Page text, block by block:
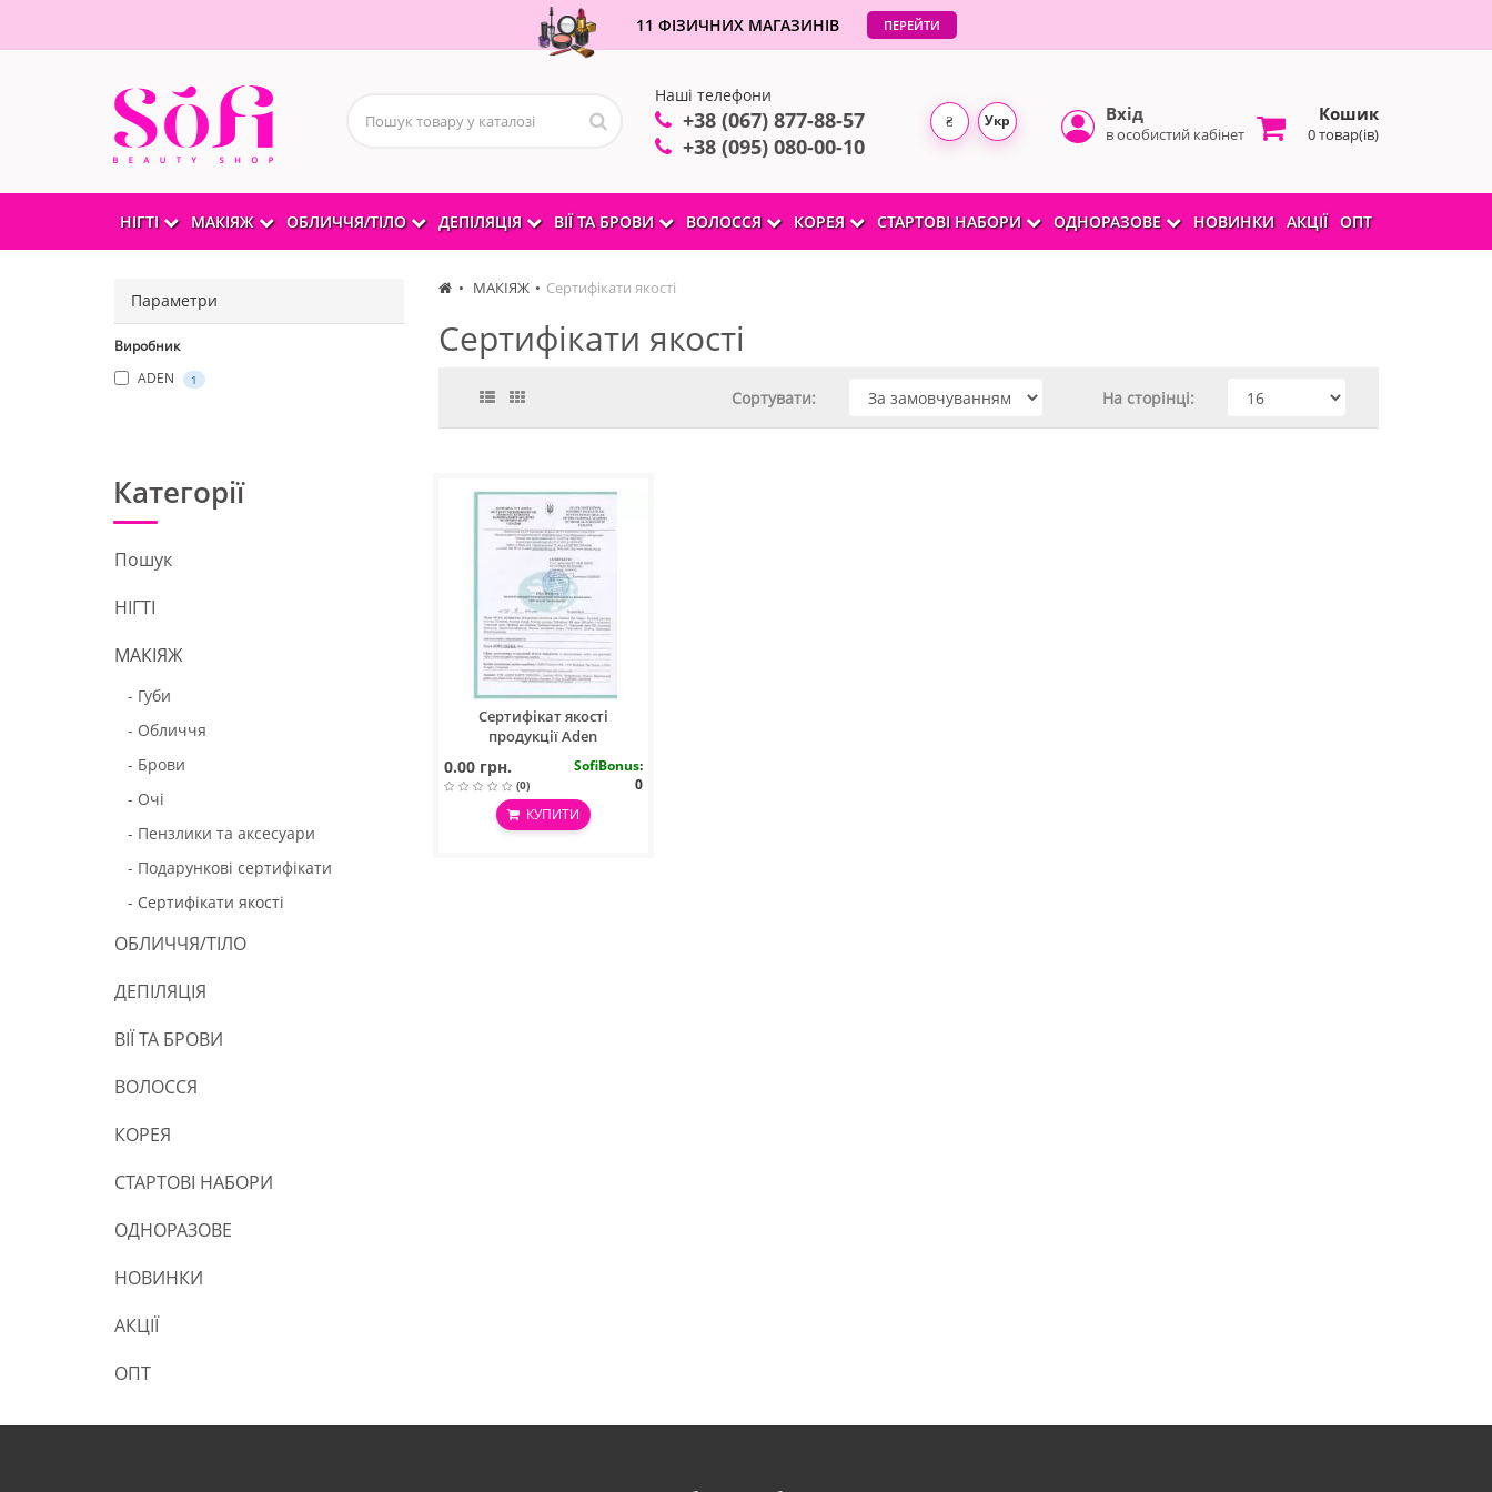
11 ФІЗИЧНИХ МАГАЗИНІВ ПЕРЕЙТИ
Наші телефони
+38 (067) 877-88-57
+38 (095) 080-00-10
₴ Укр Вхід
в особистий кабінет
Кошик
0 товар(ів)
НІГТІ МАКІЯЖ ОБЛИЧЧЯ/ТІЛО ДЕПІЛЯЦІЯ ВІЇ ТА БРОВИ ВОЛОССЯ КОРЕЯ СТАРТОВІ НАБОРИ ОДНОРАЗОВЕ НОВИНКИ АКЦІЇ ОПТ
Параметри
Виробник
ADEN
1
Категорії
Пошук
НІГТІ
МАКІЯЖ
- Губи
- Обличчя
- Брови
- Очі
- Пензлики та аксесуари
- Подарункові сертифікати
- Сертифікати якості
ОБЛИЧЧЯ/ТІЛО
ДЕПІЛЯЦІЯ
ВІЇ ТА БРОВИ
ВОЛОССЯ
КОРЕЯ
СТАРТОВІ НАБОРИ
ОДНОРАЗОВЕ
НОВИНКИ
АКЦІЇ
ОПТ
МАКІЯЖ Сертифікати якості
Сертифікати якості
Сортувати: На сторінці:
Сертифікат якості
продукції Aden
0.00 грн.
(0)
SofiBonus:
0
КУПИТИ